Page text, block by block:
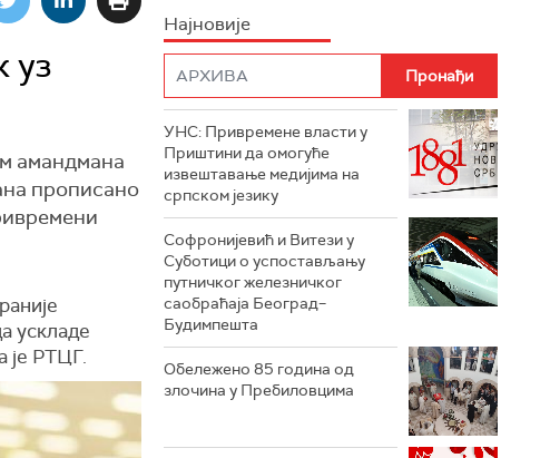
уз
амандмана
прописано
ускладе
је РТЦГ.
Најновије
УНС: Привремене власти у
Приштини да омогуће
извештавање медијима на
српском језику
Софронијевић и Витези у
Суботици о успостављању
путничког железничког
саобраћаја Београд–
Будимпешта
Обележено 85 година од
злочина у Пребиловцима